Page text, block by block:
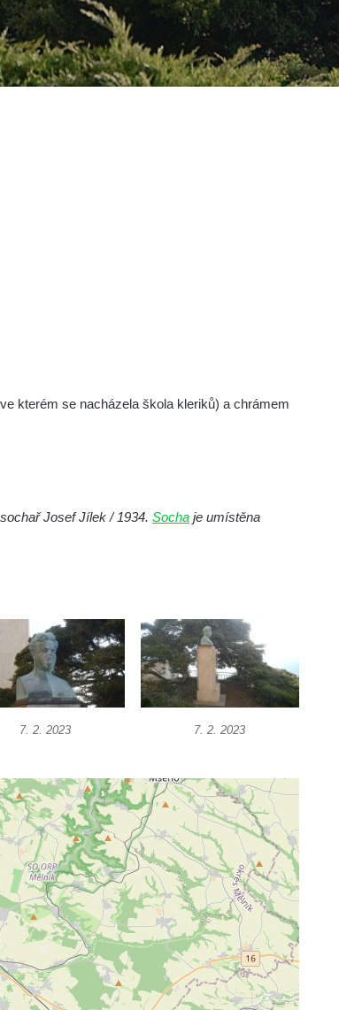
kterém se nacházela škola kleriků) a chrámem
Josef Jílek / 1934. Socha je umístěna
7. 2. 2023 7. 2. 2023